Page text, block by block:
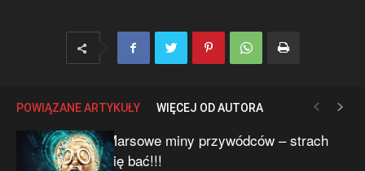
POWIĄZANE ARTYKUŁY WIĘCEJ OD AUTORA
Marsowe miny przywódców – strach
się bać!!!